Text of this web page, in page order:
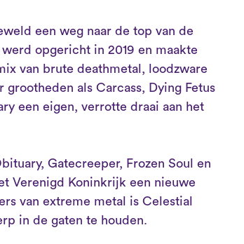
een weg naar de top van de
opgericht in 2019 en maakte
van brute deathmetal, loodzware
als Carcass, Dying Fetus
een eigen, verrotte draai aan het
Gatecreeper, Frozen Soul en
Verenigd Koninkrijk een nieuwe
van extreme metal is Celestial
in de gaten te houden.